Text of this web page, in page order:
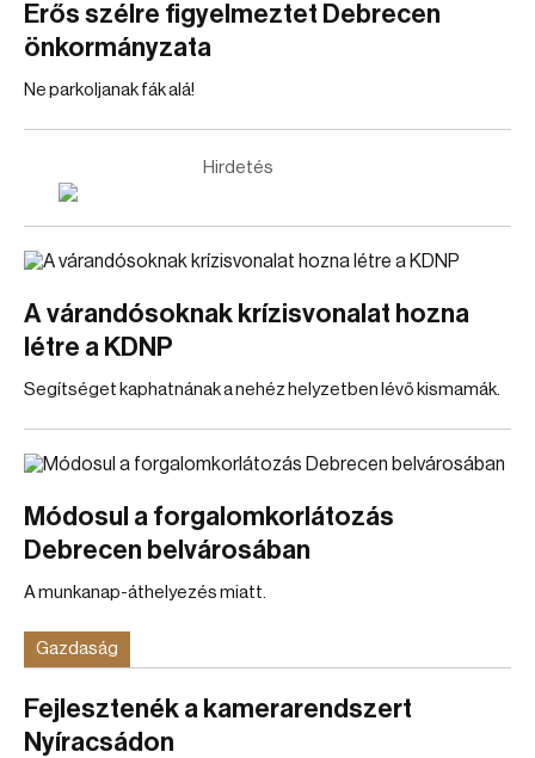
Erős szélre figyelmeztet Debrecen
önkormányzata
Ne parkoljanak fák alá!
Hirdetés
A várandósoknak krízisvonalat hozna
létre a KDNP
Segítséget kaphatnának a nehéz helyzetben lévő kismamák.
Módosul a forgalomkorlátozás
Debrecen belvárosában
A munkanap-áthelyezés miatt.
Gazdaság
Fejlesztenék a kamerarendszert
Nyíracsádon